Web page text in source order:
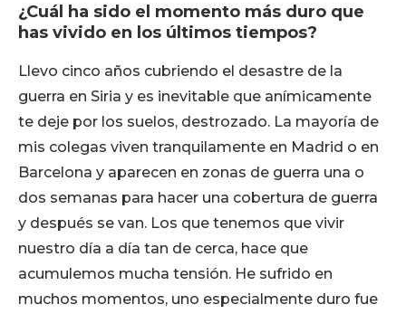
¿Cuál ha sido el momento más duro que
has vivido en los últimos tiempos?
Llevo cinco años cubriendo el desastre de la
guerra en Siria y es inevitable que anímicamente
te deje por los suelos, destrozado. La mayoría de
mis colegas viven tranquilamente en Madrid o en
Barcelona y aparecen en zonas de guerra una o
dos semanas para hacer una cobertura de guerra
y después se van. Los que tenemos que vivir
nuestro día a día tan de cerca, hace que
acumulemos mucha tensión. He sufrido en
muchos momentos, uno especialmente duro fue